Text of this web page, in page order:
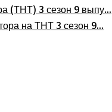
(ТНТ) 3 сезон 9 выпу...
на ТНТ 3 сезон 9...